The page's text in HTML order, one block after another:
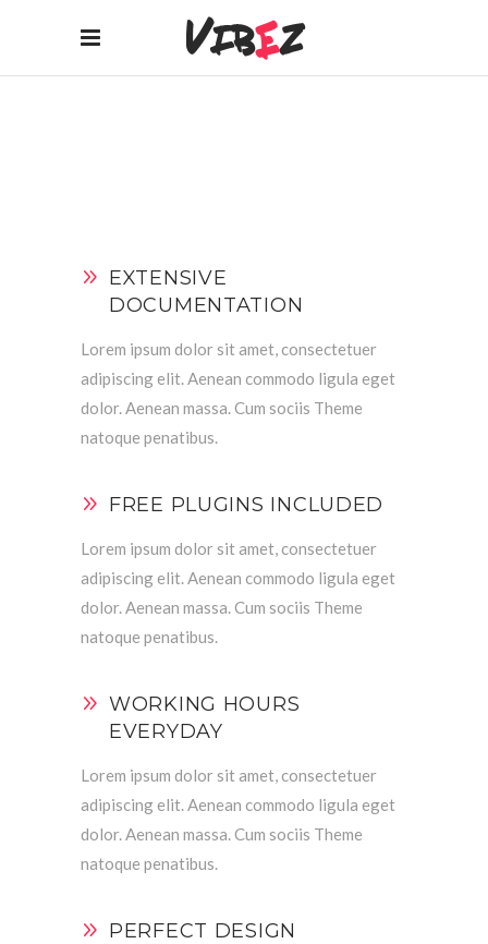
EXTENSIVE
DOCUMENTATION
Lorem ipsum dolor sit amet, consectetuer
adipiscing elit. Aenean commodo ligula eget
dolor. Aenean massa. Cum sociis Theme
natoque penatibus.
FREE PLUGINS INCLUDED
Lorem ipsum dolor sit amet, consectetuer
adipiscing elit. Aenean commodo ligula eget
dolor. Aenean massa. Cum sociis Theme
natoque penatibus.
WORKING HOURS
EVERYDAY
Lorem ipsum dolor sit amet, consectetuer
adipiscing elit. Aenean commodo ligula eget
dolor. Aenean massa. Cum sociis Theme
natoque penatibus.
PERFECT DESIGN